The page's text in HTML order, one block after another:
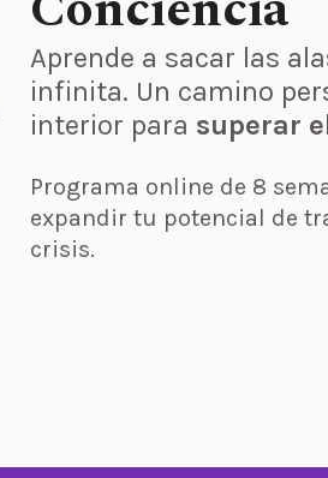
Aprende a sacar las
infinita. Un camino
interior para superar
Programa online de 8
expandir tu potencial de
crisis.